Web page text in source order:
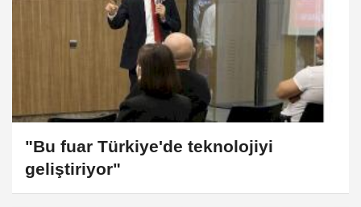
"Bu fuar Türkiye'de teknolojiyi
geliştiriyor"